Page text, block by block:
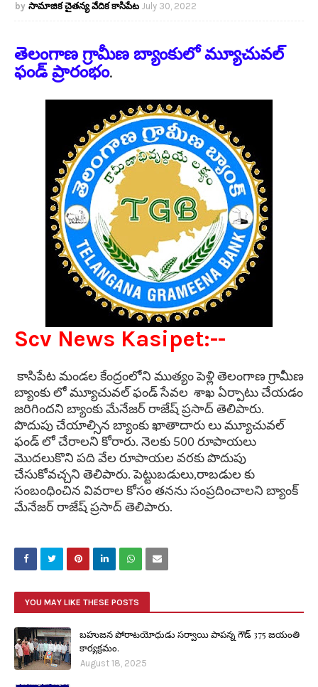
సామాజిక చైతన్య వేదిక కాసిపేట July 30, 2022
తెలంగాణ గ్రామీణ బ్యాంకులో మ్యూచువల్
ఫండ్ ప్రారంభం.
Scv News Kasipet:--
కాసిపేట మండల కేంద్రంలోని ముత్యం పెళ్లి తెలంగాణ గ్రామీణ
బ్యాంకు లో మ్యూచువల్ ఫండ్ సేవల శాఖ ఏర్పాటు చేయడం
జరిగిందని బ్యాంకు మేనేజర్ రాజేష్ ప్రసాద్ తెలిపారు.
పొదుపు చేయాల్సిన బ్యాంకు ఖాతాదారు లు మ్యూచువల్
ఫండ్ లో చేరాలని కోరారు. నెలకు 500 రూపాయలు
మొదలుకొని పది వేల రూపాయల వరకు పొదుపు
చేసుకోవచ్చని తెలిపారు. పెట్టుబడులు,రాబడుల కు
సంబంధించిన వివరాల కోసం తనను సంప్రదించాలని బ్యాంక్
మేనేజర్ రాజేష్ ప్రసాద్ తెలిపారు.
YOU MAY LIKE THESE POSTS
బహుజన పోరాటయోధుడు సర్వాయి పాపన్న గౌడ్ 375 జయంతి
కార్యక్రమం.
August 18, 2025